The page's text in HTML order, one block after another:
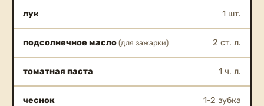
лук 1 шт.
подсолнечное масло (для зажарки) 2 ст. л.
томатная паста 1 ч. л.
чеснок 1-2 зубка